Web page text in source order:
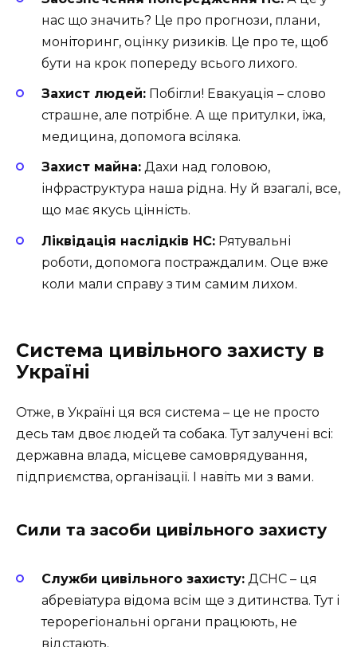
нас що значить? Це про прогнози, плани,
моніторинг, оцінку ризиків. Це про те, щоб
бути на крок попереду всього лихого.
Захист людей: Побігли! Евакуація – слово
страшне, але потрібне. А ще притулки, їжа,
медицина, допомога всіляка.
Захист майна: Дахи над головою,
інфраструктура наша рідна. Ну й взагалі, все,
що має якусь цінність.
Ліквідація наслідків НС: Рятувальні
роботи, допомога постраждалим. Оце вже
коли мали справу з тим самим лихом.
Система цивільного захисту в
Україні
Отже, в Україні ця вся система – це не просто
десь там двоє людей та собака. Тут залучені всі:
державна влада, місцеве самоврядування,
підприємства, організації. І навіть ми з вами.
Сили та засоби цивільного захисту
Служби цивільного захисту: ДСНС – ця
абревіатура відома всім ще з дитинства. Тут і
терорегіональні органи працюють, не
відстають.